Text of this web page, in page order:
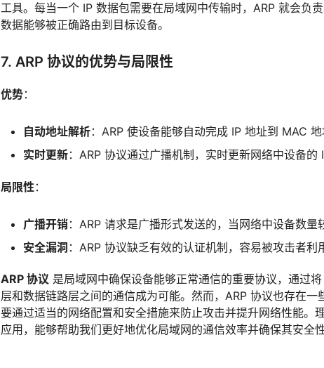
工具。每当一个 IP 数据包需要在局域网中传输时，ARP 就会负
数据能够被正确路由到目标设备。
7. ARP 协议的优势与局限性
优势：
自动地址解析：ARP 使设备能够自动完成 IP 地址到 MAC
实时更新：ARP 协议通过广播机制，实时更新网络中设备的
局限性 ：
广播开销：ARP 请求是广播形式发送的，当网络中设备数量
安全漏洞 ：ARP 协议缺乏有效的认证机制，容易被攻击者利
ARP 协议 是局域网中确保设备能够正常通信的重要协议，通过
层和数据链路层之间的通信成为可能。然而，ARP 协议也存在
要通过适当的网络配置和安全措施来防止攻击并提升网络性能。
应用，能够帮助我们更好地优化局域网的通信效率并确保其安全性